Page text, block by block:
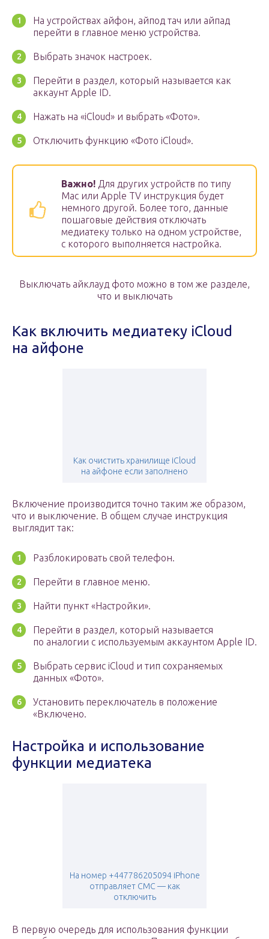
На устройствах айфон, айпод тач или айпад
перейти в главное меню устройства.
Выбрать значок настроек.
Перейти в раздел, который называется как
аккаунт Apple ID.
Нажать на «iCloud» и выбрать «Фото».
Отключить функцию «Фото iCloud».
Важно! Для других устройств по типу
Mac или Apple TV инструкция будет
немного другой. Более того, данные
пошаговые действия отключать
медиатеку только на одном устройстве,
с которого выполняется настройка.
Выключать айклауд фото можно в том же разделе,
что и выключать
Как включить медиатеку iCloud
на айфоне
Как очистить хранилище iCloud
на айфоне если заполнено
Включение производится точно таким же образом,
что и выключение. В общем случае инструкция
выглядит так:
Разблокировать свой телефон.
Перейти в главное меню.
Найти пункт «Настройки».
Перейти в раздел, который называется
по аналогии с используемым аккаунтом Apple ID.
Выбрать сервис iCloud и тип сохраняемых
данных «Фото».
Установить переключатель в положение
«Включено.
Настройка и использование
функции медиатека
На номер +447786205094 iPhone
отправляет СМС — как
отключить
В первую очередь для использования функции